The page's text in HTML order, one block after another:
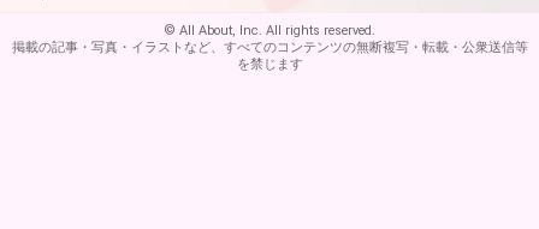
© All About, Inc. All rights reserved.
掲載の記事・写真・イラストなど、すべてのコンテンツの無断複写・転載・公衆送信等
を禁じます